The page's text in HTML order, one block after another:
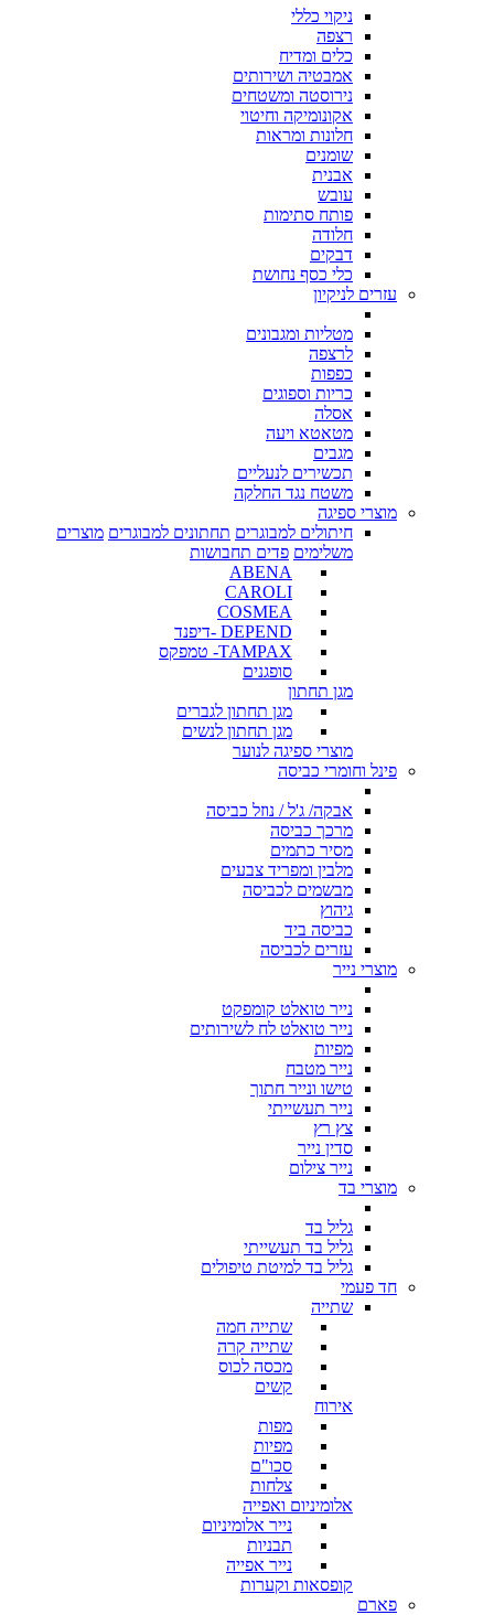
ניקוי כללי
רצפה
כלים ומדיח
אמבטיה ושירותים
נירוסטה ומשטחים
אקונומיקה וחיטוי
חלונות ומראות
שומנים
אבנית
עובש
פותח סתימות
חלודה
דבקים
כלי כסף נחושת
עזרים לניקיון
מטליות ומגבונים
לרצפה
כפפות
כריות וספוגים
אסלה
מטאטא ויעה
מגבים
תכשירים לנעליים
משטח נגד החלקה
מוצרי ספיגה
חיתולים למבוגרים תחתונים למבוגרים מוצרים
משלימים פדים תחבושות
ABENA
CAROLI
COSMEA
DEPEND -דיפנד
TAMPAX- טמפקס
סופגנים
מגן תחתון
מגן תחתון לגברים
מגן תחתון לנשים
מוצרי ספיגה לנוער
פינל וחומרי כביסה
אבקה/ ג'ל / נוזל כביסה
מרכך כביסה
מסיר כתמים
מלבין ומפריד צבעים
מבשמים לכביסה
גיהוץ
כביסה ביד
עזרים לכביסה
מוצרי נייר
נייר טואלט קומפקט
נייר טואלט לח לשירותים
מפיות
נייר מטבח
טישו ונייר חתוך
נייר תעשייתי
צץ רץ
סדין נייר
נייר צילום
מוצרי בד
גליל בד
גליל בד תעשייתי
גליל בד למיטת טיפולים
חד פעמי
שתייה
שתייה חמה
שתייה קרה
מכסה לכוס
קשים
אירוח
מפות
מפיות
סכו"ם
צלחות
אלומיניום ואפייה
נייר אלומיניום
תבניות
נייר אפייה
קופסאות וקערות
פארם